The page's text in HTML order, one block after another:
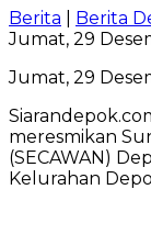
Berita Berita
Jumat, 29
Jumat, 29
meresmikan
(SECAWAN)
Kelurahan